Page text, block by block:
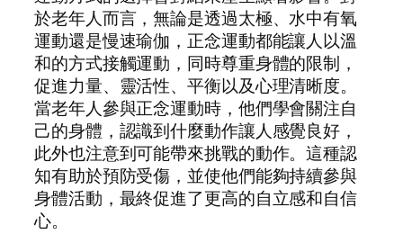
於老年人而言，無論是透過太極、水中有氧
運動還是慢速瑜伽，正念運動都能讓人以溫
和的方式接觸運動，同時尊重身體的限制，
促進力量、靈活性、平衡以及心理清晰度。
當老年人參與正念運動時，他們學會關注自
己的身體，認識到什麼動作讓人感覺良好，
此外也注意到可能帶來挑戰的動作。這種認
知有助於預防受傷，並使他們能夠持續參與
身體活動，最終促進了更高的自立感和自信
心。